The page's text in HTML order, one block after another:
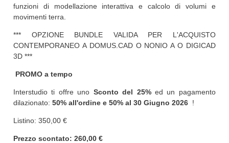
funzioni di modellazione interattiva e calcolo di volumi e
movimenti terra.
*** OPZIONE BUNDLE VALIDA PER L'ACQUISTO
CONTEMPORANEO A DOMUS.CAD O NONIO A O DIGICAD
3D ***
PROMO a tempo
Interstudio ti offre uno Sconto del 25%ed un pagamento
dilazionato:50% all'ordine e 50% al30 Giugno 2026 !
Listino: 350,00 €
Prezzo scontato: 260,00 €